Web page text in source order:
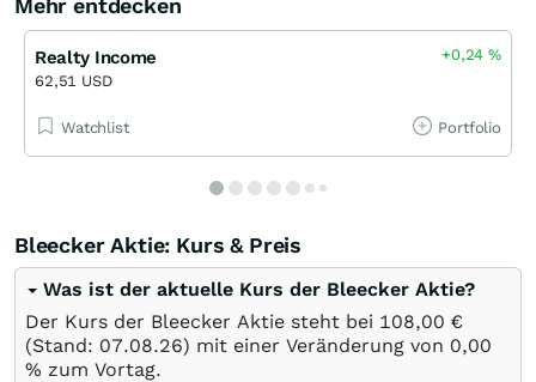
Mehr entdecken
Realty Income
62,51 USD
+0,24%
Watchlist Portfolio
Bleecker Aktie: Kurs & Preis
Was ist der aktuelle Kurs der Bleecker Aktie?
Der Kurs der Bleecker Aktie steht bei 108,00 €
(Stand: 07.08.26) mit einer Veränderung von 0,00
% zum Vortag.